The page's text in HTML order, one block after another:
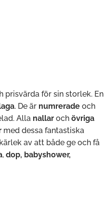
prisvärda för sin storlek. En
. De är numrerade och
Alla nallar och övriga
med dessa fantastiska
av att både ge och få
, dop, babyshower,